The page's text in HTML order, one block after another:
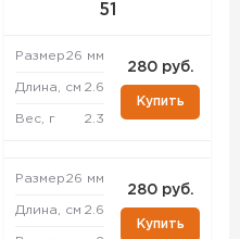
51
Размер26 мм
Длина, см 2.6
Вес, г 2.3
280 руб.
Купить
Размер26 мм
Длина, см 2.6
280 руб.
Купить